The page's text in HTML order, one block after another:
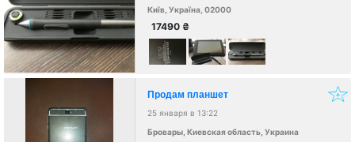
Київ, Україна, 02000
17490 ₴
Продам планшет
25 января в 13:22
Бровары, Киевская область, Украина